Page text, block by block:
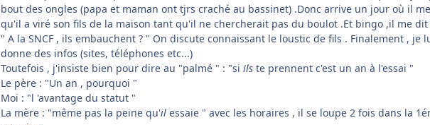
bout des ongles (papa et maman ont tjrs craché au bassinet) .Donc arrive un jour où il
qu'il a viré son fils de la maison tant qu'il ne chercherait pas du boulot .Et bingo ,il me dit
" A la SNCF , ils embauchent ? " On discute connaissant le loustic de fils . Finalement , je
donne des infos (sites, téléphones etc...)
Toutefois , j'insiste bien pour dire au "palmé " : "si ils te prennent c'est un an à l'essai "
Le père : "Un an , pourquoi "
Moi : "l 'avantage du statut "
La mère : "même pas la peine qu'il essaie " avec les horaires , il se loupe 2 fois dans la